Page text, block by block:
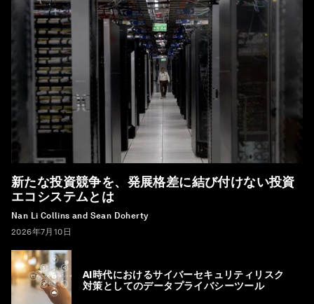
新たな投資競争を、発展格差に結び付けない投資
エコシステムとは
Nan Li Collins and Sean Doherty
2026年7月10日
AI時代におけるサイバーセキュリティリスク
対策としてのデータプライバシーツール